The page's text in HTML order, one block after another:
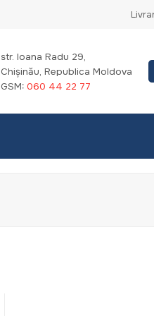
str. Ioana Radu 29,
Chișinău, Republica Moldova
GSM: 060 44 22 77